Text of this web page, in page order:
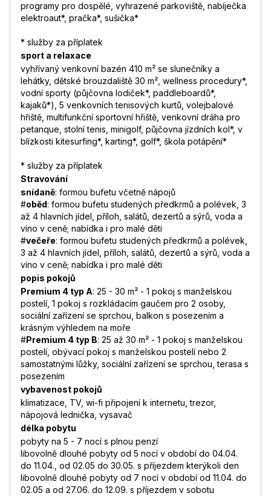
programy pro dospělé, vyhrazené parkoviště, nabíječka
elektroaut*, pračka*, sušička*
* služby za příplatek
sport a relaxace
vyhřívaný venkovní bazén 410 m² se slunečníky a
lehátky, dětské brouzdaliště 30 m², wellness procedury*,
vodní sporty (půjčovna lodiček*, paddleboardů*,
kajaků*), 5 venkovních tenisových kurtů, volejbalové
hřiště, multifunkční sportovní hřiště, venkovní dráha pro
petanque, stolní tenis, minigolf, půjčovna jízdních kol*, v
blízkosti kitesurfing*, karting*, golf*, škola potápění*
* služby za příplatek
Stravování
snídaně: formou bufetu včetně nápojů
#oběd: formou bufetu studených předkrmů a polévek, 3
až 4 hlavních jídel, příloh, salátů, dezertů a sýrů, voda a
víno v ceně; nabídka i pro malé děti
#večeře: formou bufetu studených předkrmů a polévek,
3 až 4 hlavních jídel, příloh, salátů, dezertů a sýrů, voda a
víno v ceně; nabídka i pro malé děti
popis pokojů
Premium 4 typ A: 25 - 30 m² - 1 pokoj s manželskou
postelí, 1 pokoj s rozkládacím gaučem pro 2 osoby,
sociální zařízení se sprchou, balkon s posezením a
krásným výhledem na moře
#Premium 4 typ B: 25 až 30 m² - 1 pokoj s manželskou
postelí, obývací pokoj s manželskou postelí nebo 2
samostatnými lůžky, sociální zařízení se sprchou, terasa s
posezením
vybavenost pokojů
klimatizace, TV, wi-fi připojení k internetu, trezor,
nápojová lednička, vysavač
délka pobytu
pobyty na 5 - 7 nocí s plnou penzí
libovolně dlouhé pobyty od 5 nocí v období do 04.04.
do 11.04., od 02.05 do 30.05. s příjezdem kterýkoli den
libovolně dlouhé pobyty od 7 nocí v období od 11.04. do
02.05 a od 27.06. do 12.09. s příjezdem v sobotu